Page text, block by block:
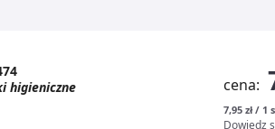
higieniczne
cena:
7,95 zł / 1
Dowiedz